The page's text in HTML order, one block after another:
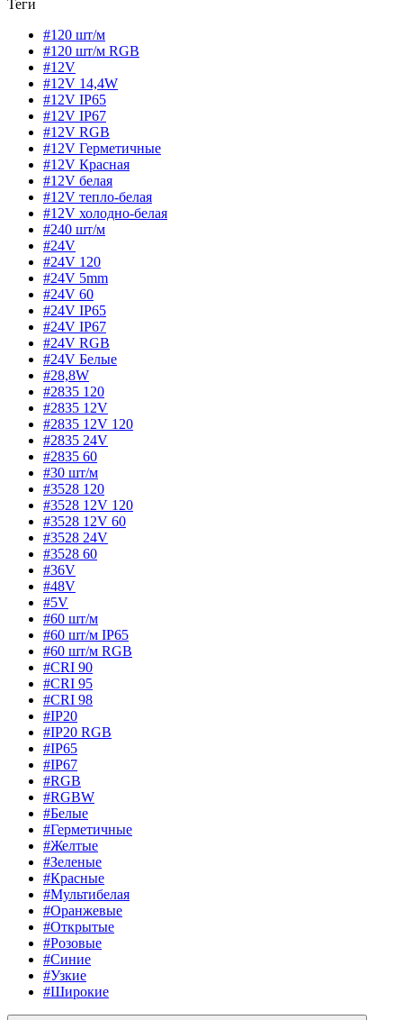
Теги
#120 шт/м
#120 шт/м RGB
#12V
#12V 14,4W
#12V IP65
#12V IP67
#12V RGB
#12V Герметичные
#12V Красная
#12V белая
#12V тепло-белая
#12V холодно-белая
#240 шт/м
#24V
#24V 120
#24V 5mm
#24V 60
#24V IP65
#24V IP67
#24V RGB
#24V Белые
#28,8W
#2835 120
#2835 12V
#2835 12V 120
#2835 24V
#2835 60
#30 шт/м
#3528 120
#3528 12V 120
#3528 12V 60
#3528 24V
#3528 60
#36V
#48V
#5V
#60 шт/м
#60 шт/м IP65
#60 шт/м RGB
#CRI 90
#CRI 95
#CRI 98
#IP20
#IP20 RGB
#IP65
#IP67
#RGB
#RGBW
#Белые
#Герметичные
#Желтые
#Зеленые
#Красные
#Мультибелая
#Оранжевые
#Открытые
#Розовые
#Синие
#Узкие
#Широкие